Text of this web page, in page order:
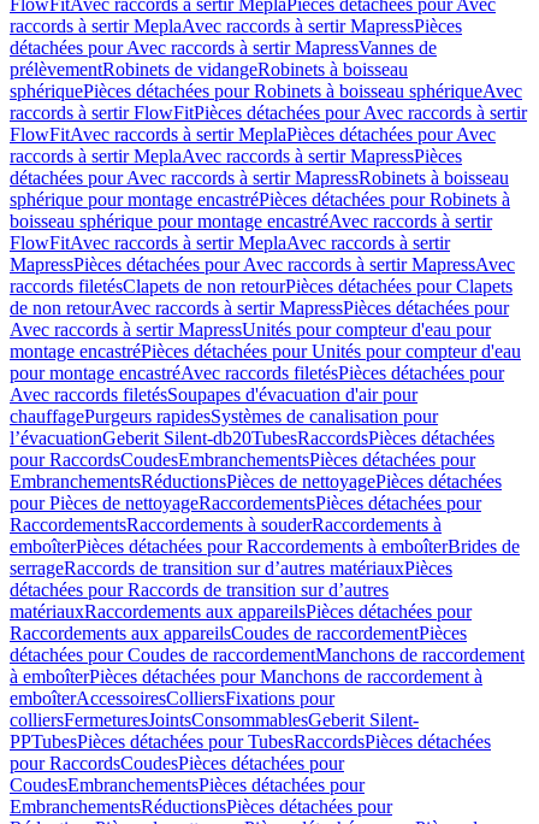
FlowFitAvec raccords à sertir MeplaPièces détachées pour Avec
raccords à sertir MeplaAvec raccords à sertir MapressPièces
détachées pour Avec raccords à sertir MapressVannes de
prélèvementRobinets de vidangeRobinets à boisseau
sphériquePièces détachées pour Robinets à boisseau sphériqueAvec
raccords à sertir FlowFitPièces détachées pour Avec raccords à sertir
FlowFitAvec raccords à sertir MeplaPièces détachées pour Avec
raccords à sertir MeplaAvec raccords à sertir MapressPièces
détachées pour Avec raccords à sertir MapressRobinets à boisseau
sphérique pour montage encastréPièces détachées pour Robinets à
boisseau sphérique pour montage encastréAvec raccords à sertir
FlowFitAvec raccords à sertir MeplaAvec raccords à sertir
MapressPièces détachées pour Avec raccords à sertir MapressAvec
raccords filetésClapets de non retourPièces détachées pour Clapets
de non retourAvec raccords à sertir MapressPièces détachées pour
Avec raccords à sertir MapressUnités pour compteur d'eau pour
montage encastréPièces détachées pour Unités pour compteur d'eau
pour montage encastréAvec raccords filetésPièces détachées pour
Avec raccords filetésSoupapes d'évacuation d'air pour
chauffagePurgeurs rapidesSystèmes de canalisation pour
l’évacuationGeberit Silent-db20TubesRaccordsPièces détachées
pour RaccordsCoudesEmbranchementsPièces détachées pour
EmbranchementsRéductionsPièces de nettoyagePièces détachées
pour Pièces de nettoyageRaccordementsPièces détachées pour
RaccordementsRaccordements à souderRaccordements à
emboîterPièces détachées pour Raccordements à emboîterBrides de
serrageRaccords de transition sur d’autres matériauxPièces
détachées pour Raccords de transition sur d’autres
matériauxRaccordements aux appareilsPièces détachées pour
Raccordements aux appareilsCoudes de raccordementPièces
détachées pour Coudes de raccordementManchons de raccordement
à emboîterPièces détachées pour Manchons de raccordement à
emboîterAccessoiresColliersFixations pour
colliersFermeturesJointsConsommablesGeberit Silent-
PPTubesPièces détachées pour TubesRaccordsPièces détachées
pour RaccordsCoudesPièces détachées pour
CoudesEmbranchementsPièces détachées pour
EmbranchementsRéductionsPièces détachées pour